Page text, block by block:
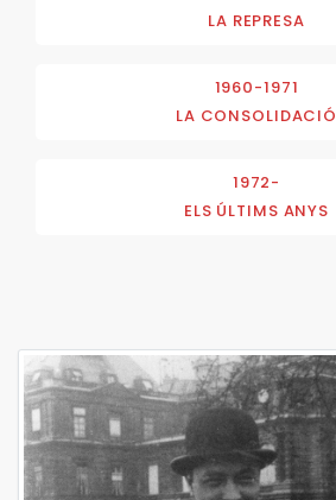
LA REPRESA
1960-1971
LA CONSOLIDACIÓ
1972-
ELS ÚLTIMS ANYS